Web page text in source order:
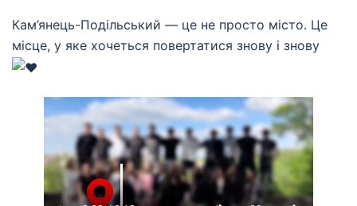
Кам’янець-Подільський — це не просто місто. Це
місце, у яке хочеться повертатися знову і знову